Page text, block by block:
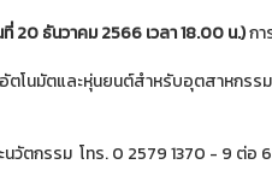
20 ธันวาคม 2566 เวลา 18.00 น.)กา
โนมัตและหุ่นยนต์สำหรับอุตสาหกร
ตกรรม โทร. 0 2579 1370 - 9 ต่อ